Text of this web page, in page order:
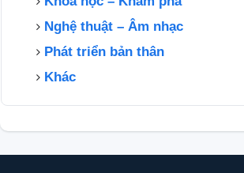
Nghệ thuật – Âm nhạc
Phát triển bản thân
Khác